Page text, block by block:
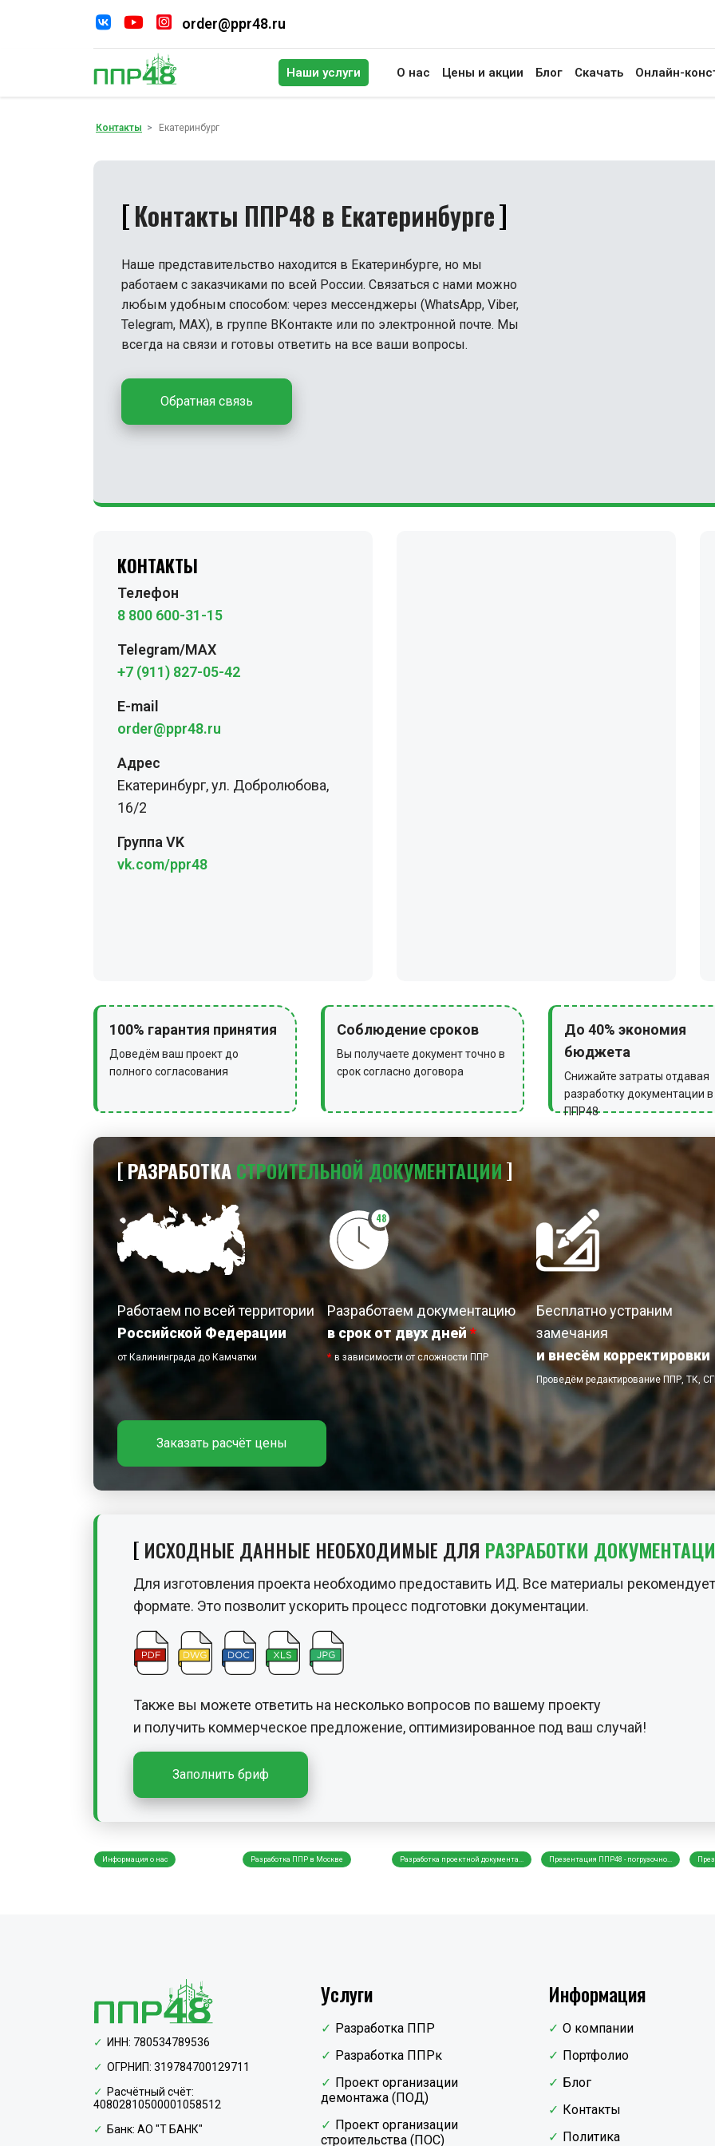
order@ppr48.ru
Наши услуги О нас Цены и акции Блог Скачать Онлайн-
Контакты Екатеринбург
Контакты ППР48 в Екатеринбурге
Наше представительство находится в Екатеринбурге, но мы
работаем с заказчиками по всей России. Связаться с нами можно
любым удобным способом: через мессенджеры (WhatsApp, Viber,
Telegram, MAX), в группе ВКонтакте или по электронной почте. Мы
всегда на связи и готовы ответить на все ваши вопросы.
Обратная связь
КОНТАКТЫ
Телефон
8 800 600-31-15
Telegram/MAX
+7 (911) 827-05-42
E-mail
order@ppr48.ru
Адрес
Екатеринбург, ул. Добролюбова,
16/2
Группа VK
vk.com/ppr48
100% гарантия принятия
Доведём ваш проект до
полного согласования
Соблюдение сроков
Вы получаете документ точно в
срок согласно договора
До 40% экономия
бюджета
Снижайте затраты отдавая
разработку документации в
ППР48
РАЗРАБОТКАСТРОИТЕЛЬНОЙ ДОКУМЕНТАЦИИ
Работаем по всей территории
Российской Федерации
от Калининграда до Камчатки
48
Разработаем документацию
в срок от двух дней*
* в зависимости от сложности ППР
Бесплатно устраним
замечания
и внесём корректировки
Проведём редактирование ППР, ТК,
Заказать расчёт цены
ИСХОДНЫЕ ДАННЫЕ НЕОБХОДИМЫЕ ДЛЯ РАЗРАБОТКИ
Для изготовления проекта необходимо предоставить ИД. Все материалы
формате. Это позволит ускорить процесс подготовки документации.
Также вы можете ответить на несколько вопросов по вашему проекту
и получить коммерческое предложение, оптимизированное под ваш случай!
Заполнить бриф
Информация о нас Разработка ППР в Москве Разработка проектной документа... Презентация ППР48 - погрузочно...
ИНН: 780534789536
ОГРНИП: 319784700129711
Расчётный счёт:
40802810500001058512
Банк: АО "Т БАНК"
Услуги
Разработка ППР
Разработка ППРк
Проект организации
демонтажа (ПОД)
Проект организации
строительства (ПОС)
Информация
О компании
Портфолио
Блог
Контакты
Политика
Поиск